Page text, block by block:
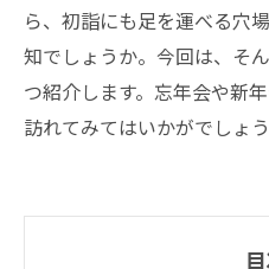
ら、初詣にも足を運べる穴
知でしょうか。今回は、そ
つ紹介します。忘年会や新
訪れてみてはいかがでしょう